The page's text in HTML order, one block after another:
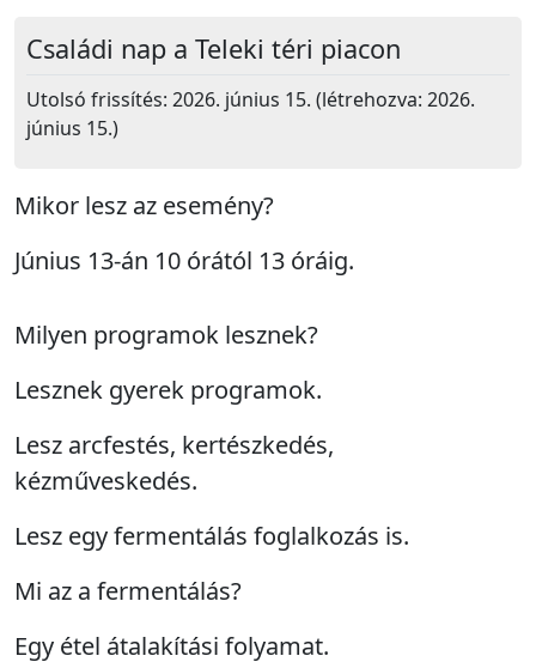
Családi nap a Teleki téri piacon
Utolsó frissítés: 2026. június 15. (létrehozva: 2026.
június 15.)
Mikor lesz az esemény?
Június 13-án 10 órától 13 óráig.
Milyen programok lesznek?
Lesznek gyerek programok.
Lesz arcfestés, kertészkedés,
kézműveskedés.
Lesz egy fermentálás foglalkozás is.
Mi az a fermentálás?
Egy étel átalakítási folyamat.